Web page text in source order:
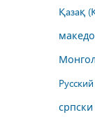
Қазақ